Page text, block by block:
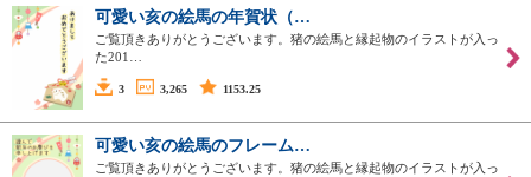
可愛い亥の絵馬の年賀状（…
ご覧頂きありがとうございます。猪の絵馬と縁起物のイラストが入っ
た201…
3 3,265 1153.25
可愛い亥の絵馬のフレーム…
ご覧頂きありがとうございます。猪の絵馬と縁起物のイラストが入っ